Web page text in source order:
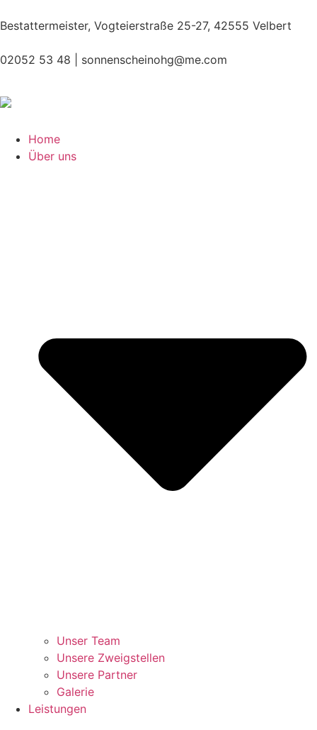
Bestattermeister, Vogteierstraße 25-27, 42555 Velbert
02052 53 48 | sonnenscheinohg@me.com
Home
Über uns
Unser Team
Unsere Zweigstellen
Unsere Partner
Galerie
Leistungen